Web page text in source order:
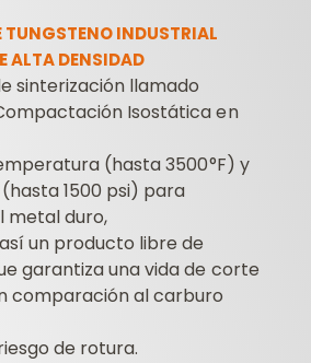
TUNGSTENO INDUSTRIAL
ALTA DENSIDAD
sinterización llamado
Isostática en
(hasta 3500°F) y
1500 psi) para
metal duro,
un producto libre de
garantiza una vida de corte
comparación al carburo
de rotura.